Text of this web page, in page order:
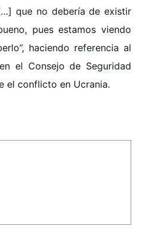
que no debería de existir
pues estamos viendo
haciendo referencia al
el Consejo de Seguridad
el conflicto en Ucrania.